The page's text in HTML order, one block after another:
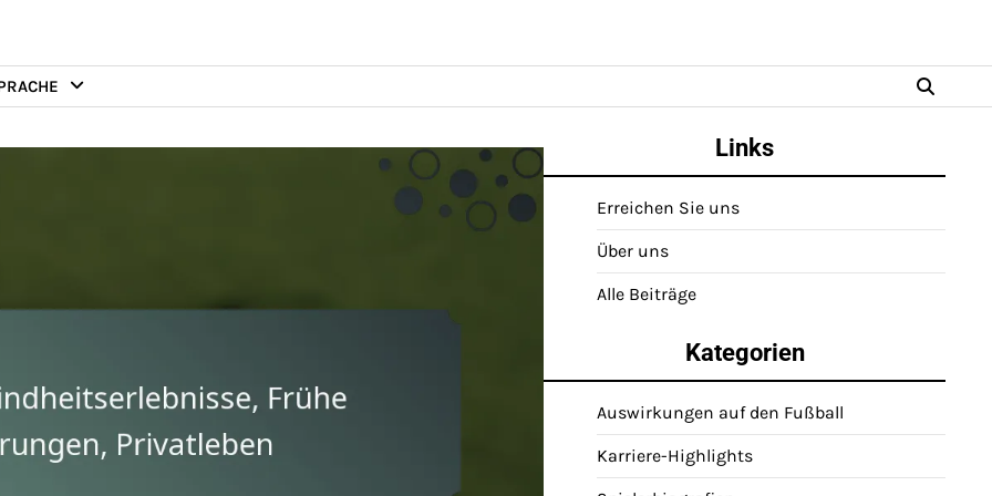
Links
Erreichen Sie uns
Über uns
Alle Beiträge
Kategorien
Auswirkungen auf den Fußball
Karriere-Highlights